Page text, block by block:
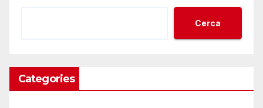
Cerca
Categories